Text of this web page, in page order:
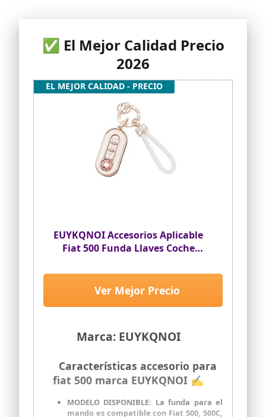
✅ El Mejor Calidad Precio
2026
EUYKQNOI Accesorios Aplicable
Fiat 500 Funda Llaves Coche
Coche Carcasa Mando con
Llavero para FIAT 500 Lancia
Punto Panda Ypsilon Delta
Marca: EUYKQNOI
Ver Mejor Precio
EL MEJOR CALIDAD - PRECIO
Características accesorio para
fiat 500 marca EUYKQNOI ✍
MODELO DISPONIBLE: La funda para el
mando es compatible con Fiat 500, 500C,